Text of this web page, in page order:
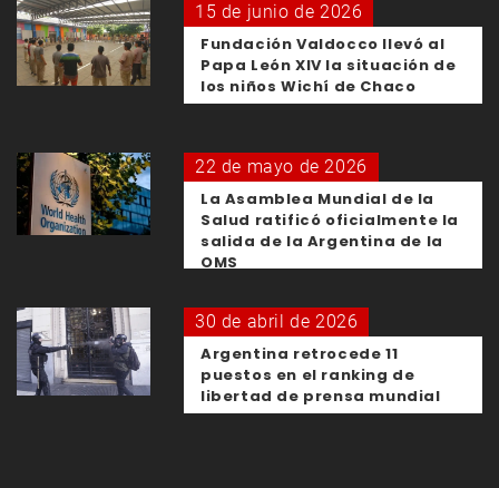
15 de junio de 2026
Fundación Valdocco llevó al
Papa León XIV la situación de
los niños Wichí de Chaco
22 de mayo de 2026
La Asamblea Mundial de la
Salud ratificó oficialmente la
salida de la Argentina de la
OMS
30 de abril de 2026
Argentina retrocede 11
puestos en el ranking de
libertad de prensa mundial